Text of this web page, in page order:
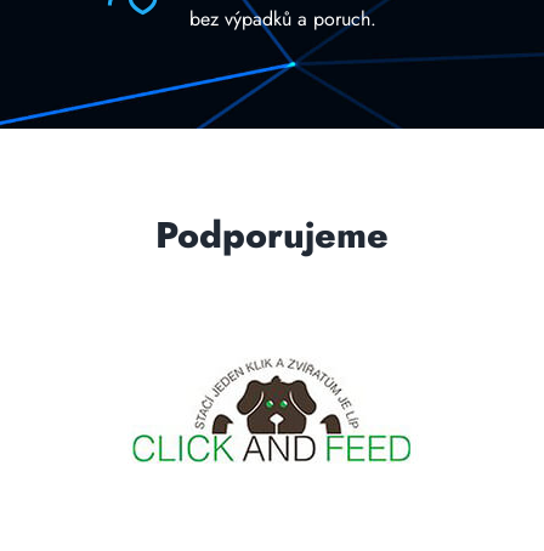
bez výpadků a poruch.
Podporujeme